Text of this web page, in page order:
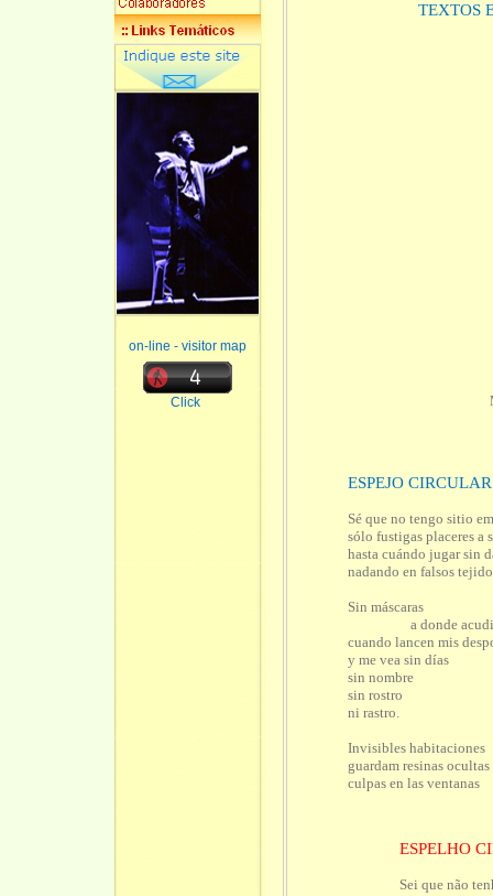
on-line - visitor map
Click
TEXTOS
ESPEJO CIRCULAR
Sé que no tengo sitio
sólo fustigas placeres a
hasta cuándo jugar sin
nadando en falsos
Sin máscaras
a donde
cuando lancen mis
y me vea sin días
sin nombre
sin rostro
ni rastro.
Invisibles habitaciones
guardam resinas ocultas
culpas en las ventanas
ESPELHO
Sei que não